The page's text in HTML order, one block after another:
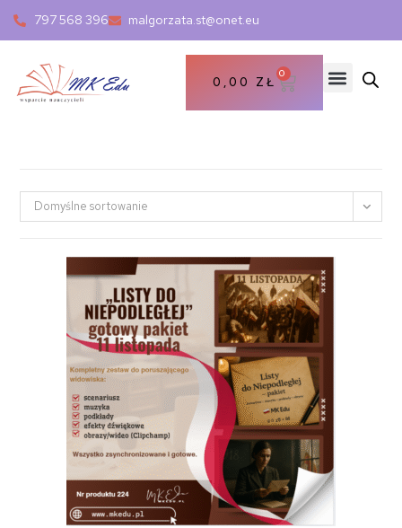
797 568 396 malgorzata.st@onet.eu
0,00 ZŁ
0
Domyślne sortowanie